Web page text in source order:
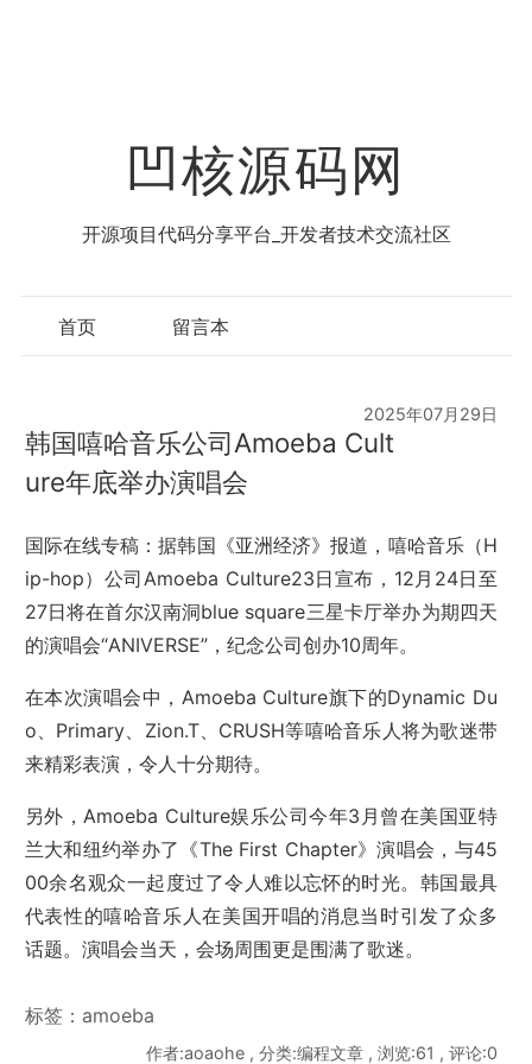
凹核源码网
开源项目代码分享平台_开发者技术交流社区
首页 留言本
2025年07月29日
韩国嘻哈音乐公司Amoeba Cult
ure年底举办演唱会
国际在线专稿：据韩国《亚洲经济》报道，嘻哈音乐（H
ip-hop）公司Amoeba Culture23日宣布，12月24日至
27日将在首尔汉南洞blue square三星卡厅举办为期四天
的演唱会“ANIVERSE”，纪念公司创办10周年。
在本次演唱会中，Amoeba Culture旗下的Dynamic Du
o、Primary、Zion.T、CRUSH等嘻哈音乐人将为歌迷带
来精彩表演，令人十分期待。
另外，Amoeba Culture娱乐公司今年3月曾在美国亚特
兰大和纽约举办了《The First Chapter》演唱会，与45
00余名观众一起度过了令人难以忘怀的时光。韩国最具
代表性的嘻哈音乐人在美国开唱的消息当时引发了众多
话题。演唱会当天，会场周围更是围满了歌迷。
标签： amoeba
作者:aoaohe , 分类:编程文章 , 浏览:61 , 评论:0